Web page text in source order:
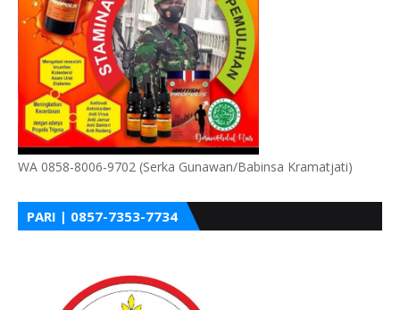
WA 0858-8006-9702 (Serka Gunawan/Babinsa Kramatjati)
PARI | 0857-7353-7734